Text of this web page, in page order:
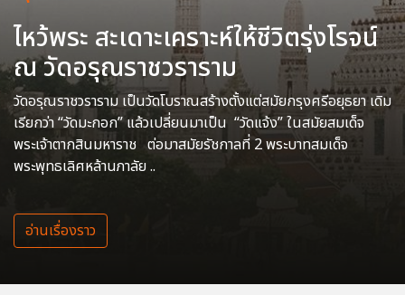
ไหว้พระ สะเดาะเคราะห์ให้ชีวิตรุ่งโรจน์
ณ วัดอรุณราชวราราม
วัดอรุณราชวราราม เป็นวัดโบราณสร้างตั้งแต่สมัยกรุงศรีอยุธยา เดิม
เรียกว่า “วัดมะกอก” แล้วเปลี่ยนมาเป็น “วัดแจ้ง” ในสมัยสมเด็จ
พระเจ้าตากสินมหาราช ต่อมาสมัยรัชกาลที่ 2 พระบาทสมเด็จ
พระพุทธเลิศหล้านภาลัย ..
อ่านเรื่องราว